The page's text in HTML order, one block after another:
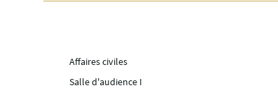
Affaires civiles
Salle d'audience I